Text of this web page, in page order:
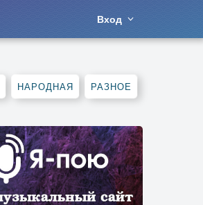
Вход
НАРОДНАЯ РАЗНОЕ